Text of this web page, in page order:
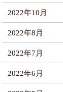
2022年10月
2022年8月
2022年7月
2022年6月